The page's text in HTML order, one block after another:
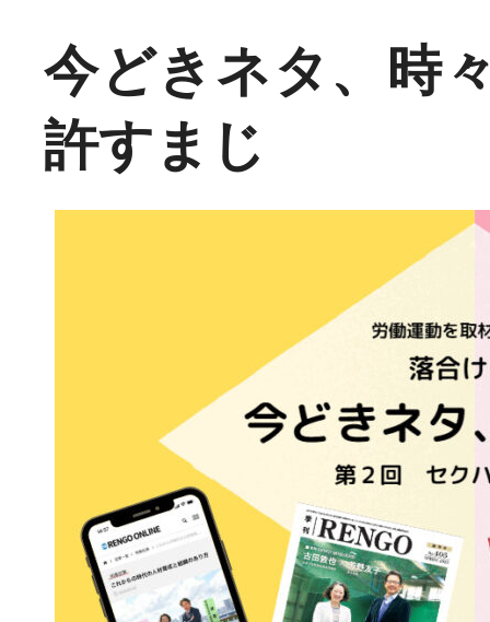
今どきネタ、時々昔話 第２
許すまじ